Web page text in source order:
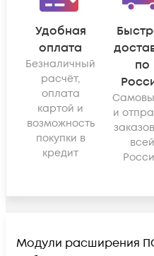
Удобная
оплата
Безналичный
расчёт,
оплата
картой и
возможность
покупки в
кредит
по
и
всей
Модули расширения